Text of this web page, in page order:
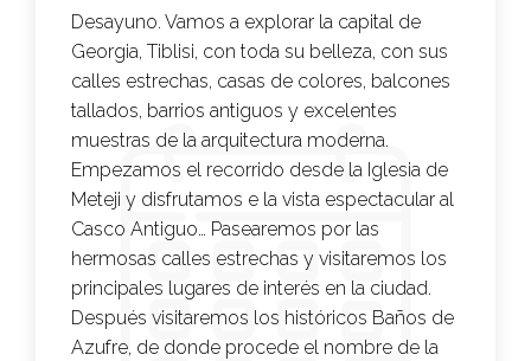
Desayuno. Vamos a explorar la capital de
Georgia, Tiblisi, con toda su belleza, con sus
calles estrechas, casas de colores, balcones
tallados, barrios antiguos y excelentes
muestras de la arquitectura moderna.
Empezamos el recorrido desde la Iglesia de
Meteji y disfrutamos e la vista espectacular al
Casco Antiguo… Pasearemos por las
hermosas calles estrechas y visitaremos los
principales lugares de interés en la ciudad.
Después visitaremos los históricos Baños de
Azufre, de donde procede el nombre de la